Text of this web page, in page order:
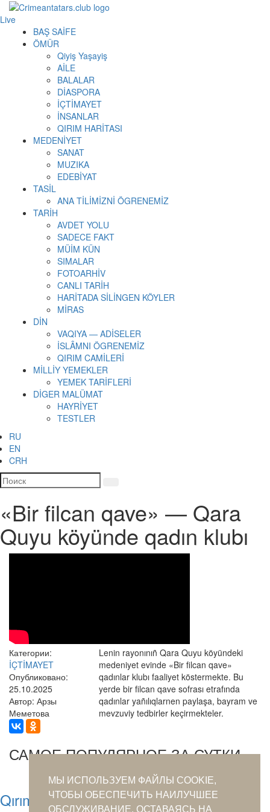
Live
BAŞ SAİFE
ÖMÜR
Qiyiş Yaşayiş
AİLE
BALALAR
DİASPORA
İÇTİMAYET
İNSANLAR
QIRIM HARİTASI
MEDENİYET
SANAT
MUZIKA
EDEBİYAT
TASİL
ANA TİLİMİZNİ ÖGRENEMİZ
TARİH
AVDET YOLU
SADECE FAKT
MÜİM KÜN
SIMАLAR
FOTOARHİV
CANLI TARİH
HARİTADA SİLİNGEN KÖYLER
MİRAS
DİN
VAQIYA — ADİSELER
İSLÂMNI ÖGRENEMİZ
QIRIM CAMİLERİ
MİLLİY YEMEKLER
YEMEK TARİFLERİ
DİGER MALÜMAT
HAYRİYET
TESTLER
RU
EN
CRH
«Bir filcan qave» — Qara
Quyu köyünde qadın klubı
Категории:
İÇTİMAYET
Опубликовано:
25.10.2025
Автор: Арзы
Меметова
Lenin rayonınıñ Qara Quyu köyündeki
medeniyet evinde «Bir filcan qave»
qadınlar klubı faaliyet köstermekte. Bu
yerde bir filcan qave sofrası etrafında
qadınlar yañılıqlarnen paylaşa, bayram ve
mevzuviy tedbirler keçirmekteler.
САМОЕ ПОПУЛЯРНОЕ ЗА СУТКИ
Qırım pıçaqları bütün dünyağa meşur edi
МЫ ИСПОЛЬЗУЕМ ФАЙЛЫ COOKIE,
ЧТОБЫ ОБЕСПЕЧИТЬ НАИЛУЧШЕЕ
ОБСЛУЖИВАНИЕ. ОСТАВАЯСЬ НА